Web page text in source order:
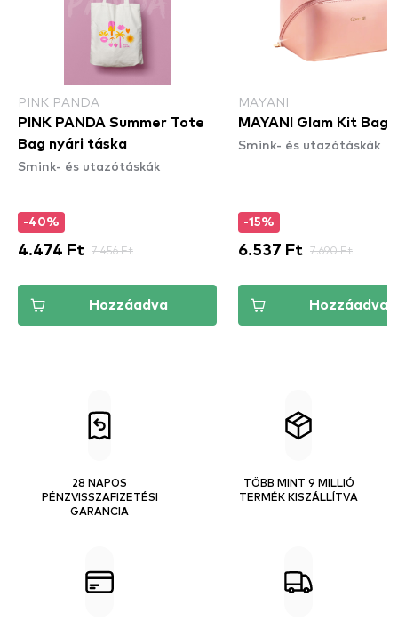
PINK PANDA
PINK PANDA Summer Tote
Bag nyári táska
Smink- és utazótáskák
-40%
4.474 Ft 7.456 Ft
Hozzáadva
MAYANI
MAYANI Glam Kit Bag
Smink- és utazótáskák
-15%
6.537 Ft 7.690 Ft
Hozzáadva
28 NAPOS
PÉNZVISSZAFIZETÉSI
GARANCIA
TÖBB MINT 9 MILLIÓ
TERMÉK KISZÁLLÍTVA